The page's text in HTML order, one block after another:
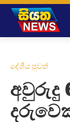
දේශීය පුවත්
අවුරුදු